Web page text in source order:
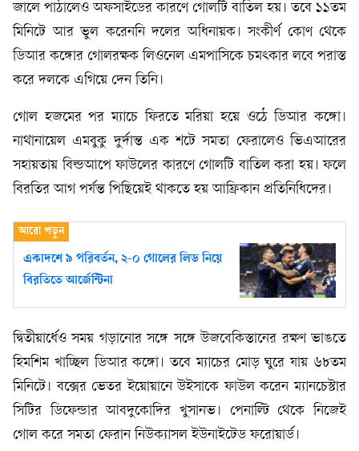
জালে পাঠালেও অফসাইডের কারণে গোলটি বাতিল হয়। তবে ১১তম
মিনিটে আর ভুল করেননি দলের অধিনায়ক। সংকীর্ণ কোণ থেকে
ডিআর কঙ্গোর গোলরক্ষক লিওনেল এমপাসিকে চমৎকার লবে পরাস্ত
করে দলকে এগিয়ে দেন তিনি।
গোল হজমের পর ম্যাচে ফিরতে মরিয়া হয়ে ওঠে ডিআর কঙ্গো।
নাথানায়েল এমবুকু দুর্দান্ত এক শটে সমতা ফেরালেও ভিএআরের
সহায়তায় বিল্ডআপে ফাউলের কারণে গোলটি বাতিল করা হয়। ফলে
বিরতির আগ পর্যন্ত পিছিয়েই থাকতে হয় আফ্রিকান প্রতিনিধিদের।
একাদশে ৯ পরিবর্তন, ২-০ গোলের লিড নিয়ে
বিরতিতে আর্জেন্টিনা
দ্বিতীয়ার্ধেও সময় গড়ানোর সঙ্গে সঙ্গে উজবেকিস্তানের রক্ষণ ভাঙতে
হিমশিম খাচ্ছিল ডিআর কঙ্গো। তবে ম্যাচের মোড় ঘুরে যায় ৬৮তম
মিনিটে। বক্সের ভেতর ইয়োয়ানে উইসাকে ফাউল করেন ম্যানচেস্টার
সিটির ডিফেন্ডার আবদুকোদির খুসানভ। পেনাল্টি থেকে নিজেই
গোল করে সমতা ফেরান নিউক্যাসল ইউনাইটেড ফরোয়ার্ড।